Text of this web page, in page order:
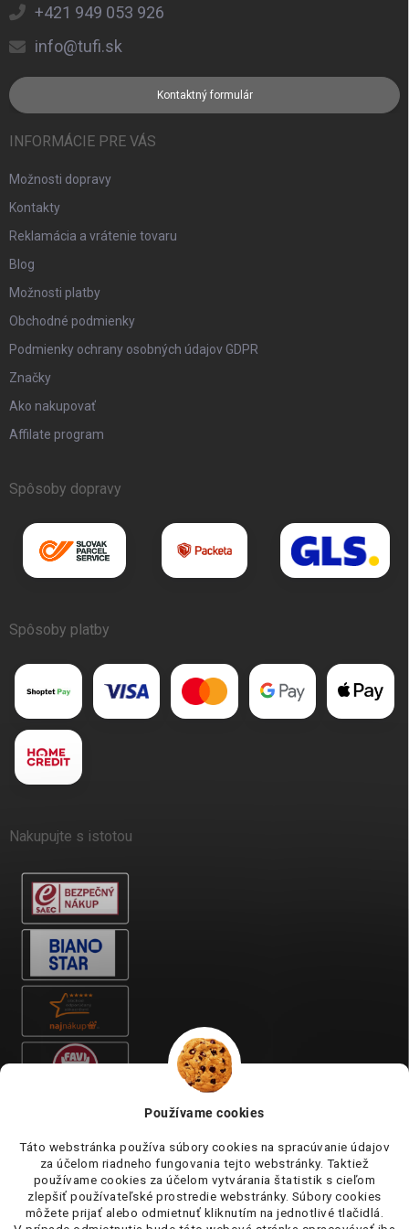
Používame cookies
Táto webstránka používa súbory cookies na spracúvanie údajov
za účelom riadneho fungovania tejto webstránky. Taktiež
používame cookies za účelom vytvárania štatistik s cieľom
zlepšiť používateľské prostredie webstránky. Súbory cookies
môžete prijať alebo odmietnuť kliknutím na jednotlivé tlačidlá.
+421 949 053 926
info@tufi.sk
Kontaktný formulár
INFORMÁCIE PRE VÁS
Možnosti dopravy
Kontakty
Reklamácia a vrátenie tovaru
Blog
Možnosti platby
Obchodné podmienky
Podmienky ochrany osobných údajov GDPR
Značky
Ako nakupovať
Affilate program
Spôsoby dopravy
Spôsoby platby
Nakupujte s istotou